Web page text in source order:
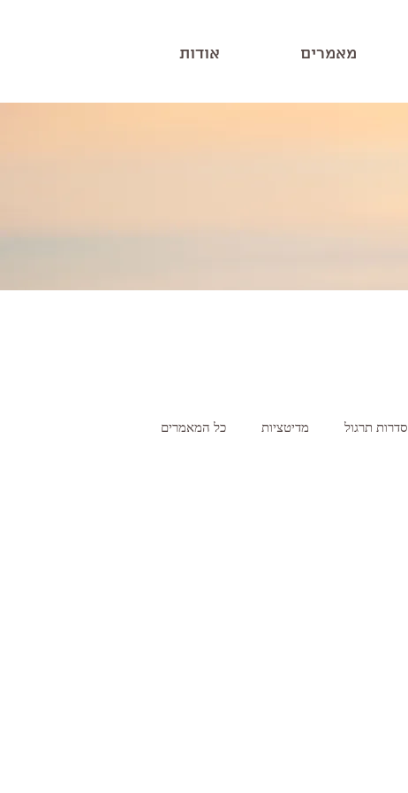
אודות מאמרים
כל המאמרים מדיטציות סדרות תרגול